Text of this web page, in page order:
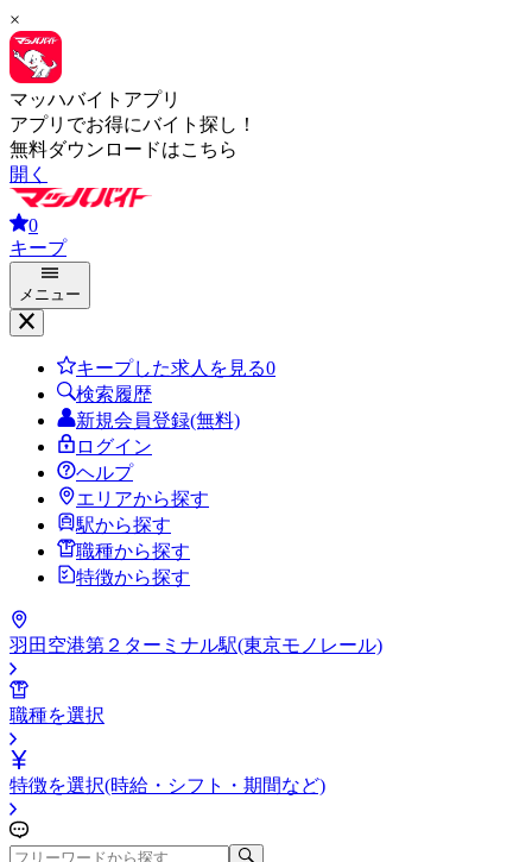
×
マッハバイトアプリ
アプリでお得にバイト探し！
無料ダウンロードはこちら
開く
0
キープ
メニュー
キープした求人を見る0
検索履歴
新規会員登録(無料)
ログイン
ヘルプ
エリアから探す
駅から探す
職種から探す
特徴から探す
羽田空港第２ターミナル駅(東京モノレール)
職種を選択
特徴を選択(時給・シフト・期間など)